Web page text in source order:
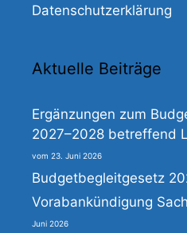
Datenschutzerklärung
Aktuelle Beiträge
Ergänzungen zum
2027–2028 betreffend
23. Juni 2026
Budgetbegleitgesetz
Vorabankündigung
Juni 2026